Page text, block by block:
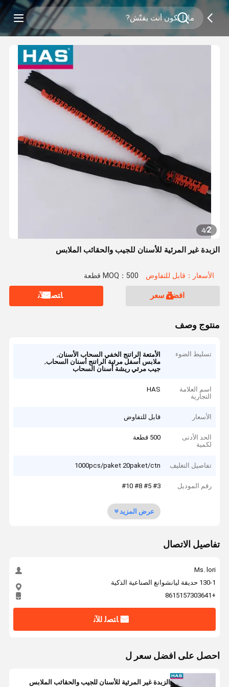
2
/
4
الزبدة غير المرئية للأسنان للجيب والحقائب الملابس
الأسعار：قابل للتفاوض MOQ：500 قطعة
افضل سعر ﺎﺘﺼﻟ ﺍﻶﻧ
منتوج وصف
تسليط الضوء الأمتعة الراتنج الخفي السحاب الأسنان,
ملابس أسفل مرئية الراتنج أسنان السحاب,
جيب مرئي ريشة أسنان السحاب
اسم العلامة
التجارية
HAS
الأسعار قابل للتفاوض
الحد الأدنى
لكمية
500 قطعة
تفاصيل التغليف 1000pcs/paket 20paket/ctn
رقم الموديل #3 #5 #8 #10
عرض المزيد
تفاصيل الاتصال
Ms. lori
130-1 حديقة ليانشوانغ الصناعية الذكية
+8615157303641
ﺎﺘﺼﻟ ﺍﻶﻧ
احصل على افضل سعر ل
الزبدة غير المرئية للأسنان للجيب والحقائب الملابس